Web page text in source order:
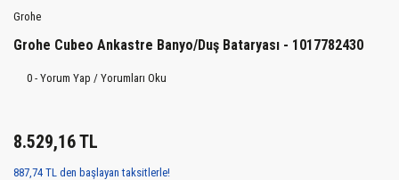
Grohe
Grohe Cubeo Ankastre Banyo/Duş Bataryası - 1017782430
0 - Yorum Yap / Yorumları Oku
8.529,16 TL
887,74 TL den başlayan taksitlerle!